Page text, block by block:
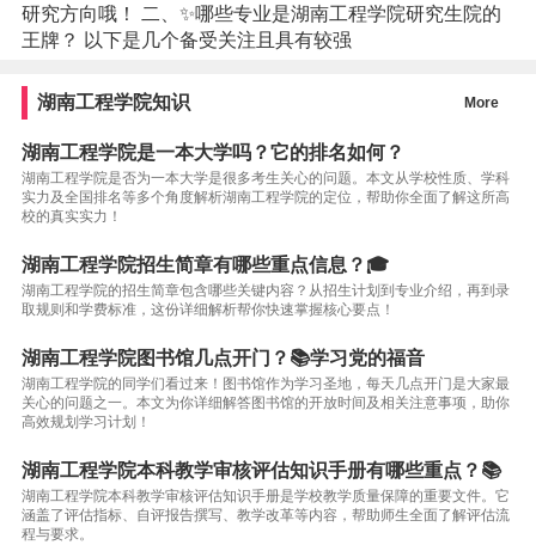
研究方向哦！ 二、✨哪些专业是湖南工程学院研究生院的
王牌？ 以下是几个备受关注且具有较强
湖南工程学院知识 More
湖南工程学院是一本大学吗？它的排名如何？
湖南工程学院是否为一本大学是很多考生关心的问题。本文从学校性质、学科
实力及全国排名等多个角度解析湖南工程学院的定位，帮助你全面了解这所高
校的真实实力！
湖南工程学院招生简章有哪些重点信息？🎓
湖南工程学院的招生简章包含哪些关键内容？从招生计划到专业介绍，再到录
取规则和学费标准，这份详细解析帮你快速掌握核心要点！
湖南工程学院图书馆几点开门？📚学习党的福音
湖南工程学院的同学们看过来！图书馆作为学习圣地，每天几点开门是大家最
关心的问题之一。本文为你详细解答图书馆的开放时间及相关注意事项，助你
高效规划学习计划！
湖南工程学院本科教学审核评估知识手册有哪些重点？📚
湖南工程学院本科教学审核评估知识手册是学校教学质量保障的重要文件。它
涵盖了评估指标、自评报告撰写、教学改革等内容，帮助师生全面了解评估流
程与要求。